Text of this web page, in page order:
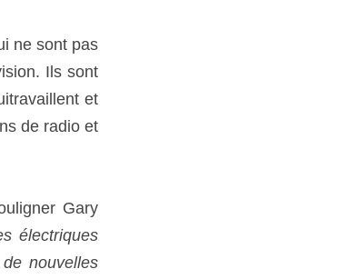
ne sont pas
Ils sont
et
de radio et
Gary
électriques
nouvelles